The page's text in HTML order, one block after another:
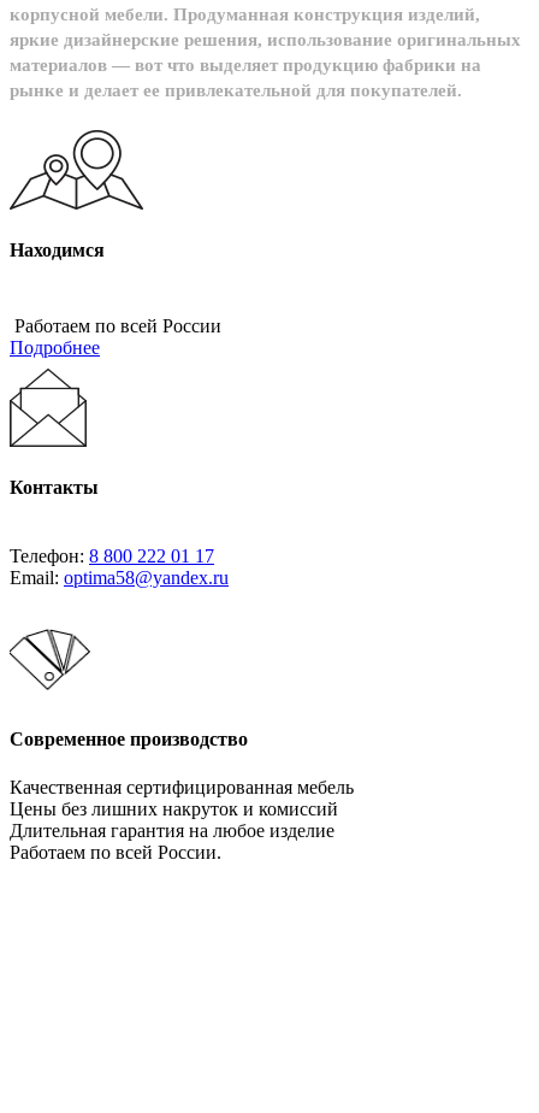
корпусной мебели. Продуманная конструкция изделий,
яркие дизайнерские решения, использование оригинальных
материалов — вот что выделяет продукцию фабрики на
рынке и делает ее привлекательной для покупателей.
Находимся
Работаем по всей России
Подробнее
Контакты
Телефон: 8 800 222 01 17
Email: optima58@yandex.ru
Современное производство
Качественная сертифицированная мебель
Цены без лишних накруток и комиссий
Длительная гарантия на любое изделие
Работаем по всей России.